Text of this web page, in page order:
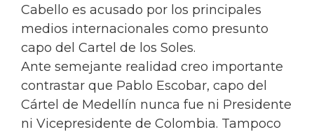
Cabello es acusado por los principales
medios internacionales como presunto
capo del Cartel de los Soles.
Ante semejante realidad creo importante
contrastar que Pablo Escobar, capo del
Cártel de Medellín nunca fue ni Presidente
ni Vicepresidente de Colombia. Tampoco